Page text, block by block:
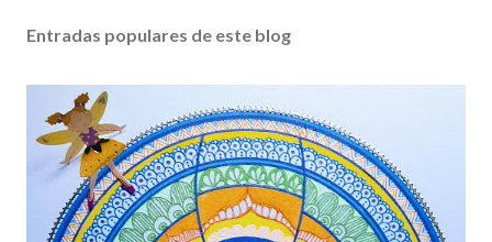
Entradas populares de este blog